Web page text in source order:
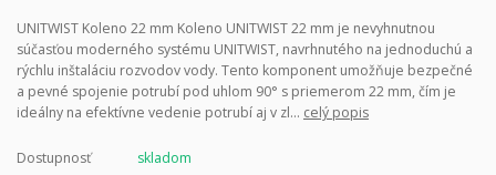
UNITWIST Koleno 22 mm Koleno UNITWIST 22 mm je nevyhnutnou
súčasťou moderného systému UNITWIST, navrhnutého na jednoduchú a
rýchlu inštaláciu rozvodov vody. Tento komponent umožňuje bezpečné
a pevné spojenie potrubí pod uhlom 90° s priemerom 22 mm, čím je
ideálny na efektívne vedenie potrubí aj v zl... celý popis
Dostupnosť skladom